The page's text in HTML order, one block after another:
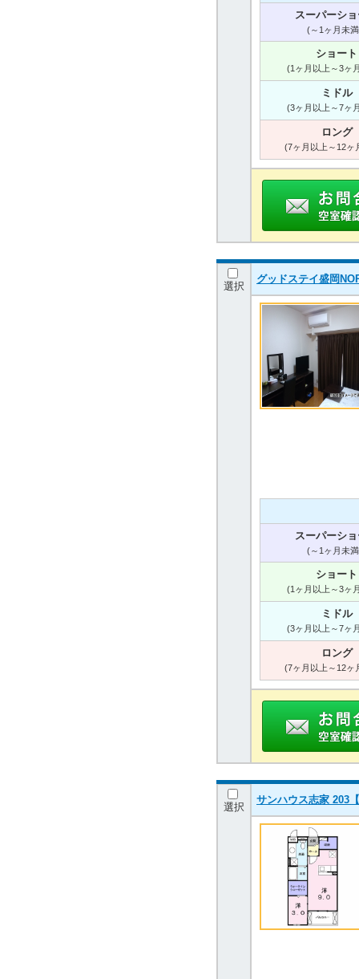
スーパーシ
(～1ヶ月未
ショート
(1ヶ月以上～3ヶ
ミドル
(3ヶ月以上～7ヶ
ロング
(7ヶ月以上～12ヶ
選択
グッドステイ盛岡
スーパーシ
(～1ヶ月未
ショート
(1ヶ月以上～3ヶ
ミドル
(3ヶ月以上～7ヶ
ロング
(7ヶ月以上～12ヶ
選択
サンハウス志家 203